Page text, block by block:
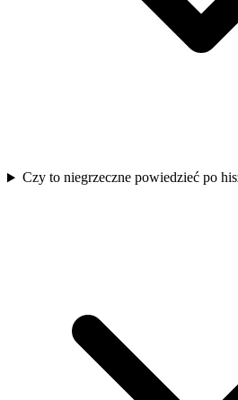
Czy to niegrzeczne powiedzieć po